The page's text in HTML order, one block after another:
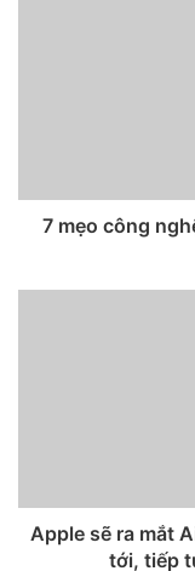
khi hai mẫu còn lại
nền tảng mạng xã
những vết thương
cạnh của các mô
cắt vào tay người
7 mẹo công
Apple sẽ ra mắt
tới, tiếp